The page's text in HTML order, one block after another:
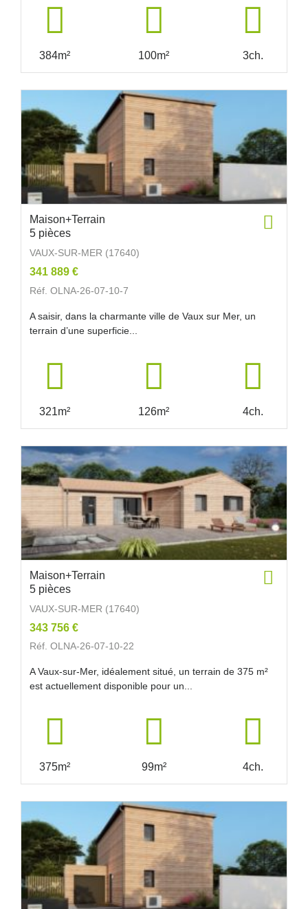
384m² 100m² 3ch.
Maison+Terrain
5 pièces
VAUX-SUR-MER (17640)
341 889 €
Réf. OLNA-26-07-10-7
A saisir, dans la charmante ville de Vaux sur Mer, un
terrain d’une superficie...
321m² 126m² 4ch.
Maison+Terrain
5 pièces
VAUX-SUR-MER (17640)
343 756 €
Réf. OLNA-26-07-10-22
A Vaux-sur-Mer, idéalement situé, un terrain de 375 m²
est actuellement disponible pour un...
375m² 99m² 4ch.